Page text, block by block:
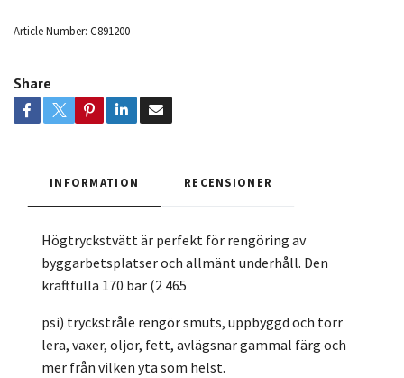
Article Number: C891200
Share
INFORMATION RECENSIONER
Högtryckstvätt är perfekt för rengöring av
byggarbetsplatser och allmänt underhåll. Den
kraftfulla 170 bar (2 465
psi) tryckstråle rengör smuts, uppbyggd och torr
lera, vaxer, oljor, fett, avlägsnar gammal färg och
mer från vilken yta som helst.